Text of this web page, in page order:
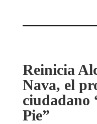
Reinicia
Nava, el
ciudadano
Pie”